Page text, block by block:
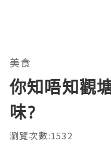
美食
你知唔知觀
味?
瀏覽次數:1532